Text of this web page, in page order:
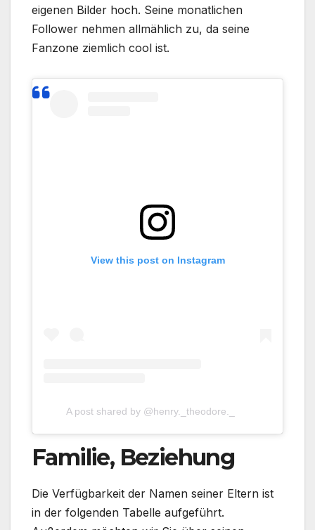
eigenen Bilder hoch. Seine monatlichen
Follower nehmen allmählich zu, da seine
Fanzone ziemlich cool ist.
View this post on Instagram
A post shared by @henry._theodore._
Familie, Beziehung
Die Verfügbarkeit der Namen seiner Eltern ist
in der folgenden Tabelle aufgeführt.